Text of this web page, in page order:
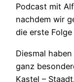
Podcast mit
nachdem wir
die erste
Diesmal
ganz
Kastel –